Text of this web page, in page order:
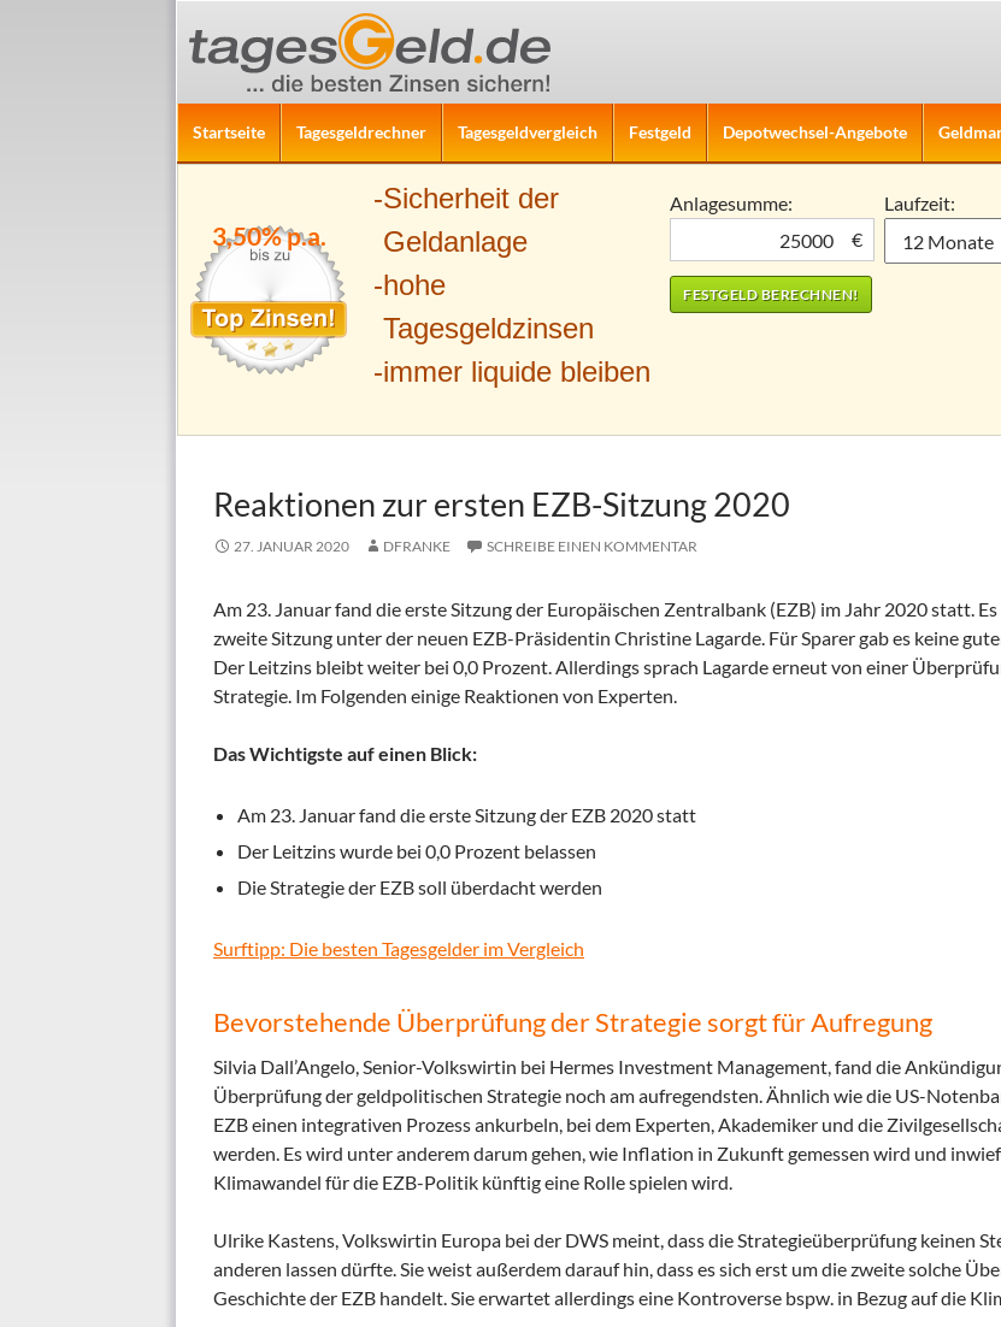
Startseite Tagesgeldrechner Tagesgeldvergleich Festgeld Depotwechsel-Angebote
3,50% p.a.
Sicherheit der
Geldanlage
hohe
Tagesgeldzinsen
immer liquide bleiben
Anlagesumme:
€
Laufzeit:
Reaktionen zur ersten EZB-Sitzung 2020
27. JANUAR 2020 DFRANKE SCHREIBE EINEN KOMMENTAR
Am 23. Januar fand die erste Sitzung der Europäischen Zentralbank (EZB) im Jahr 2020 statt.
zweite Sitzung unter der neuen EZB-Präsidentin Christine Lagarde. Für Sparer gab es keine
Der Leitzins bleibt weiter bei 0,0 Prozent. Allerdings sprach Lagarde erneut von einer
Strategie. Im Folgenden einige Reaktionen von Experten.
Das Wichtigste auf einen Blick:
Am 23. Januar fand die erste Sitzung der EZB 2020 statt
Der Leitzins wurde bei 0,0 Prozent belassen
Die Strategie der EZB soll überdacht werden
Surftipp: Die besten Tagesgelder im Vergleich
Bevorstehende Überprüfung der Strategie sorgt für Aufregung
Silvia Dall’Angelo, Senior-Volkswirtin bei Hermes Investment Management, fand die
Überprüfung der geldpolitischen Strategie noch am aufregendsten. Ähnlich wie die US-
EZB einen integrativen Prozess ankurbeln, bei dem Experten, Akademiker und die
werden. Es wird unter anderem darum gehen, wie Inflation in Zukunft gemessen wird und
Klimawandel für die EZB-Politik künftig eine Rolle spielen wird.
Ulrike Kastens, Volkswirtin Europa bei der DWS meint, dass die Strategieüberprüfung keinen
anderen lassen dürfte. Sie weist außerdem darauf hin, dass es sich erst um die zweite solche
Geschichte der EZB handelt. Sie erwartet allerdings eine Kontroverse bspw. in Bezug auf die